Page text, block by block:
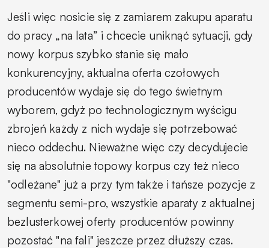
Jeśli więc nosicie się z zamiarem zakupu aparatu
do pracy „na lata” i chcecie uniknąć sytuacji, gdy
nowy korpus szybko stanie się mało
konkurencyjny, aktualna oferta czołowych
producentów wydaje się do tego świetnym
wyborem, gdyż po technologicznym wyścigu
zbrojeń każdy z nich wydaje się potrzebować
nieco oddechu. Nieważne więc czy decydujecie
się na absolutnie topowy korpus czy też nieco
"odleżane" już a przy tym także i tańsze pozycje z
segmentu semi-pro, wszystkie aparaty z aktualnej
bezlusterkowej oferty producentów powinny
pozostać "na fali" jeszcze przez dłuższy czas.